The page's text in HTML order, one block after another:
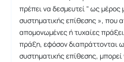
πρέπει να δεσμευτεί " ως μέρος
συστηματικής επίθεσης », που
απομονωμένες ή τυχαίες
πράξη, εφόσον διαπράττονται
συστηματικής επίθεσης,